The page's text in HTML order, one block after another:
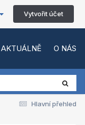
Vytvořit účet
AKTUÁLNĚ O NÁS
Hlavní přehled